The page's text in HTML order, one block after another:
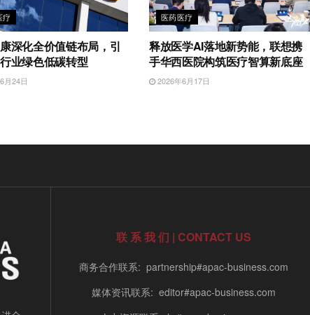
疗
深化全价值链布局，引
业绿色低碳转型
月24日
医药医疗
释放医学AI落地新势能，联想携
手华西医院构筑医疗智算新底座
2026年6月17日
联 系 我 们 | CONTACT US
商务合作联系: partnership#apac-business.com
媒体资讯联系: editor#apac-business.com